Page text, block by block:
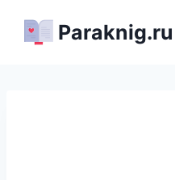
Paraknig.ru